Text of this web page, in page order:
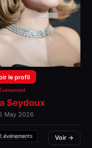
le profil
événements
Seydoux
May 2026
Voir →